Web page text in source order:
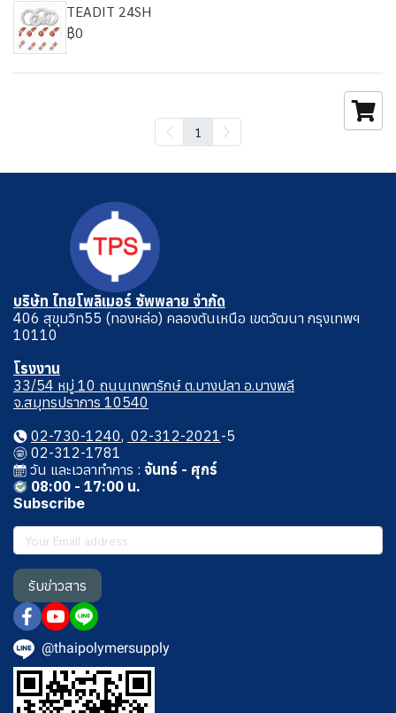
TEADIT 24SH
฿0
1
บริษัท ไทยโพลิเมอร์ ซัพพลาย จำกัด
406 สุขุมวิท55 (ทองหล่อ) คลองตันเหนือ เขตวัฒนา กรุงเทพฯ
10110
โรงงาน
33/54 หมู่ 10 ถนนเทพารักษ์ ต.บางปลา อ.บางพลี
จ.สมุทรปราการ 10540
02-730-1240, 02-312-2021-5
02-312-1781
วัน และเวลาทําการ :จันทร์ - ศุกร์
08:00 - 17:00 น.
Subscribe
รับข่าวสาร
@thaipolymersupply